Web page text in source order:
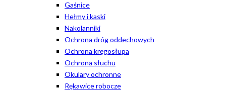
Gaśnice
Hełmy i kaski
Nakolanniki
Ochrona dróg oddechowych
Ochrona kręgosłupa
Ochrona słuchu
Okulary ochronne
Rękawice robocze